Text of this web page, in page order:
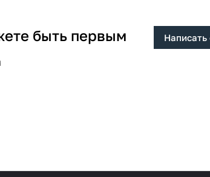
быть первым Написать